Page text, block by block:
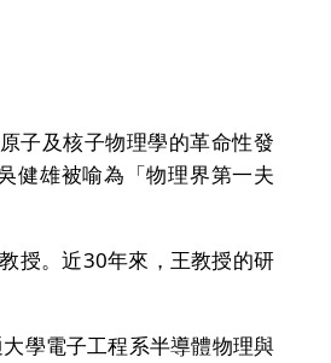
子及核子物理學的革命性發
健雄被喻為「物理界第一夫
授。近30年來，王教授的研
學電子工程系半導體物理與